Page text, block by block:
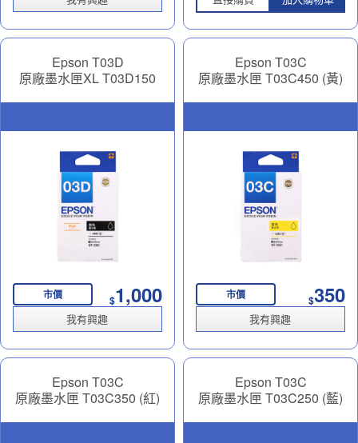
Epson T03D
原廠墨水匣XL T03D150
市價 $1,000
我有興趣
Epson T03C
原廠墨水匣 T03C450 (黃)
市價 $350
我有興趣
Epson T03C
原廠墨水匣 T03C350 (紅)
Epson T03C
原廠墨水匣 T03C250 (藍)